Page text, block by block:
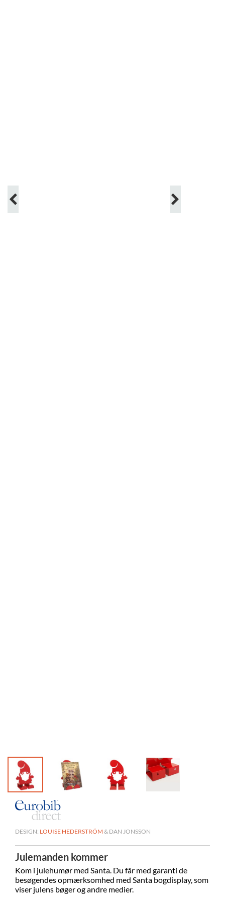
DESIGN: LOUISE HEDERSTRÖM & DAN JONSSON
Julemanden kommer
Kom i julehumør med Santa. Du får med garanti de
besøgendes opmærksomhed med Santa bogdisplay, som
viser julens bøger og andre medier.